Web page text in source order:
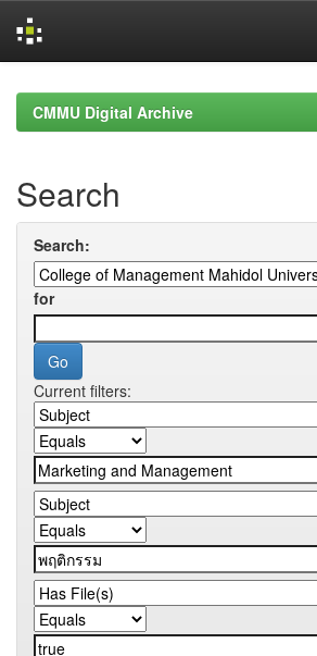
navigationCMMU Digital Archive
Search
Search:
for
Current filters: